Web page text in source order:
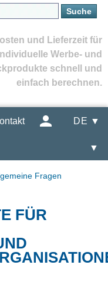
und Lieferzeit für
Werbe- und
schnell und
einfach berechnen.
DE ▼
▼
Fragen
FÜR